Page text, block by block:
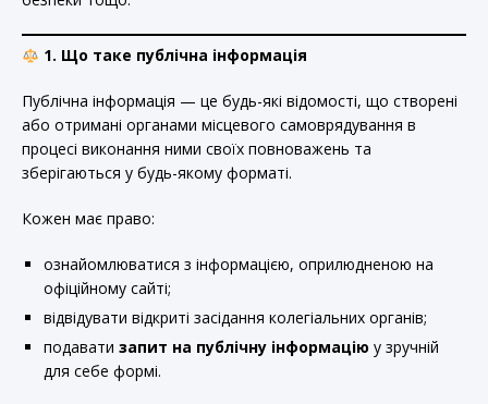
1. Що таке публічна інформація
Публічна інформація — це будь-які відомості, що створені
або отримані органами місцевого самоврядування в
процесі виконання ними своїх повноважень та
зберігаються у будь-якому форматі.
Кожен має право:
ознайомлюватися з інформацією, оприлюдненою на
офіційному сайті;
відвідувати відкриті засідання колегіальних органів;
подавати запит на публічну інформацію у зручній
для себе формі.